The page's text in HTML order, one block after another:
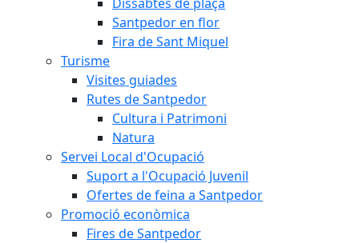
Santpedor en flor
Fira de Sant Miquel
Turisme
Visites guiades
Rutes de Santpedor
Cultura i Patrimoni
Natura
Servei Local d'Ocupació
Suport a l'Ocupació Juvenil
Ofertes de feina a Santpedor
Promoció econòmica
Fires de Santpedor